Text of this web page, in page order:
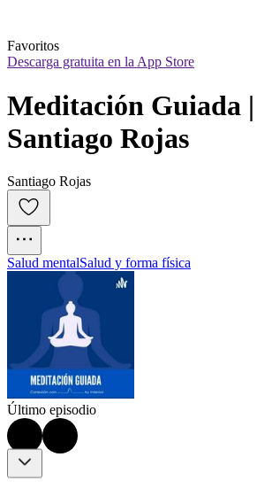
Favoritos
Descarga gratuita en la App Store
Meditación Guiada
Santiago Rojas
Santiago Rojas
Salud mentalSalud y forma física
Último episodio